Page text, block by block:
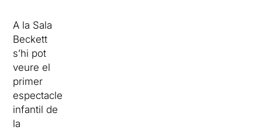
A la Sala
Beckett
s’hi pot
veure el
primer
espectacle
infantil de
la